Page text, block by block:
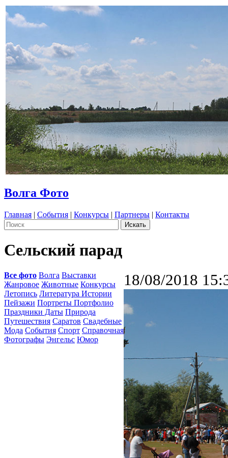
Волга Фото
Главная | События | Конкурсы | Партнеры | Контакты
Сельский парад
Все фото Волга Выставки
Жанровое Животные Конкурсы
Летопись Литература Истории
Пейзажи Портреты Портфолио
Праздники Даты Природа
Путешествия Саратов Свадебные
Мода События Спорт Справочная
Фотографы Энгельс Юмор
18/08/2018